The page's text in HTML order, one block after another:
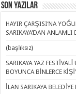
Son Yazılar
HAYIR ÇARŞISI’NA
SARIKAYA’DAN ANLAMLI
(başlıksız)
SARIKAYA YAZ FESTİVALİ
BOYUNCA BİNLERCE
İLAN SARIKAYA